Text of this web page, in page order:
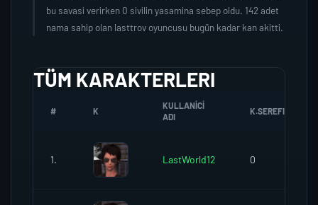
bu savasi verirken 0 sivilin yasamina sebep oldu. 142 adet
nama sahip olan lasttrov oyuncusu bugün kadar kan akitti.
TÜM KARAKTERLERI
# K
KULLANICI
ADI
K.SEREFI
1. LastWorld12 0